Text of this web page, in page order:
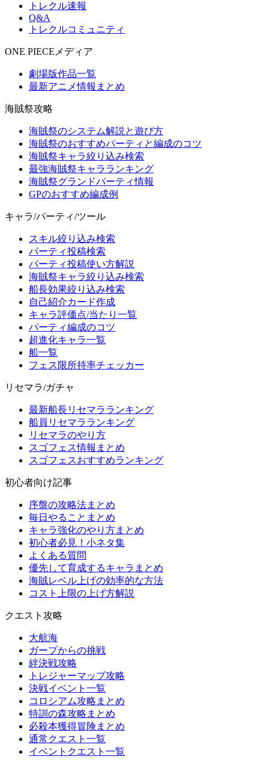
トレクル速報
Q&A
トレクルコミュニティ
ONE PIECEメディア
劇場版作品一覧
最新アニメ情報まとめ
海賊祭攻略
海賊祭のシステム解説と遊び方
海賊祭のおすすめパーティと編成のコツ
海賊祭キャラ絞り込み検索
最強海賊祭キャラランキング
海賊祭グランドパーティ情報
GPのおすすめ編成例
キャラ/パーティ/ツール
スキル絞り込み検索
パーティ投稿検索
パーティ投稿使い方解説
海賊祭キャラ絞り込み検索
船長効果絞り込み検索
自己紹介カード作成
キャラ評価点/当たり一覧
パーティ編成のコツ
超進化キャラ一覧
船一覧
フェス限所持率チェッカー
リセマラ/ガチャ
最新船長リセマラランキング
船員リセマラランキング
リセマラのやり方
スゴフェス情報まとめ
スゴフェスおすすめランキング
初心者向け記事
序盤の攻略法まとめ
毎日やることまとめ
キャラ強化のやり方まとめ
初心者必見！小ネタ集
よくある質問
優先して育成するキャラまとめ
海賊レベル上げの効率的な方法
コスト上限の上げ方解説
クエスト攻略
大航海
ガープからの挑戦
絆決戦攻略
トレジャーマップ攻略
決戦イベント一覧
コロシアム攻略まとめ
特訓の森攻略まとめ
必殺本獲得冒険まとめ
通常クエスト一覧
イベントクエスト一覧